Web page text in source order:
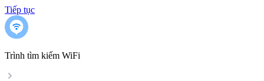
Tiếp tục
Trình tìm kiếm WiFi